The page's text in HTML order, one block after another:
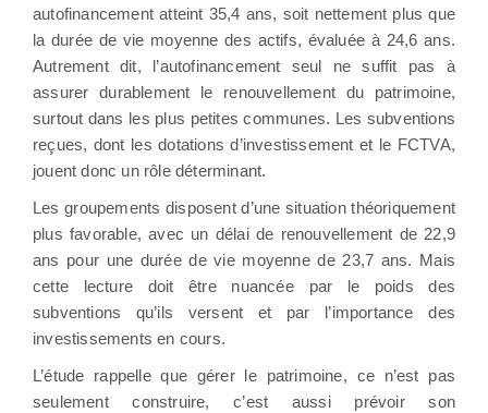
autofinancement atteint 35,4 ans, soit nettement plus que
la durée de vie moyenne des actifs, évaluée à 24,6 ans.
Autrement dit, l’autofinancement seul ne suffit pas à
assurer durablement le renouvellement du patrimoine,
surtout dans les plus petites communes. Les subventions
reçues, dont les dotations d’investissement et le FCTVA,
jouent donc un rôle déterminant.
Les groupements disposent d’une situation théoriquement
plus favorable, avec un délai de renouvellement de 22,9
ans pour une durée de vie moyenne de 23,7 ans. Mais
cette lecture doit être nuancée par le poids des
subventions qu’ils versent et par l’importance des
investissements en cours.
L’étude rappelle que gérer le patrimoine, ce n’est pas
seulement construire, c’est aussi prévoir son